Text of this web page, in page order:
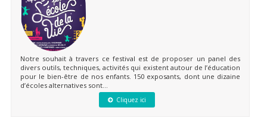
Notre souhait à travers ce festival est de proposer un panel des
divers outils, techniques, activités qui existent autour de l’éducation
pour le bien-être de nos enfants. 150 exposants, dont une dizaine
d’écoles alternatives sont...
Cliquez ici